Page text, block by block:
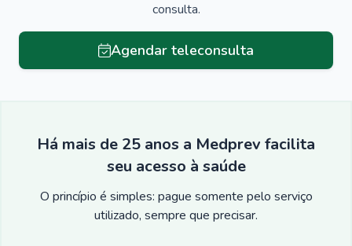
consulta.
Agendar teleconsulta
Há mais de 25 anos a Medprev facilita
seu acesso à saúde
O princípio é simples: pague somente pelo serviço
utilizado, sempre que precisar.